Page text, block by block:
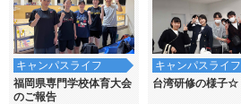
キャンパスライフ
福岡県専門学校体育大会
のご報告
キャンパスライフ
台湾研修の様子☆